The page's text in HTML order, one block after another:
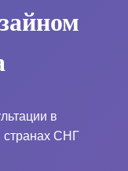
в
странах СНГ